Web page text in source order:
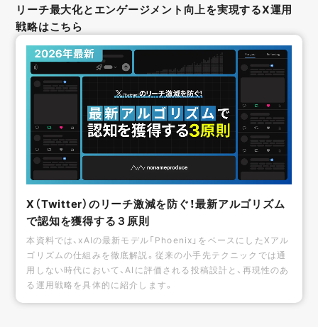
リーチ最大化とエンゲージメント向上を実現するX運用
戦略はこちら
X（Twitter）のリーチ激減を防ぐ！最新アルゴリズム
で認知を獲得する３原則
本資料では、xAIの最新モデル「Phoenix」をベースにしたXアル
ゴリズムの仕組みを徹底解説。従来の小手先テクニックでは通
用しない時代において、AIに評価される投稿設計と、再現性のあ
る運用戦略を具体的に紹介します。